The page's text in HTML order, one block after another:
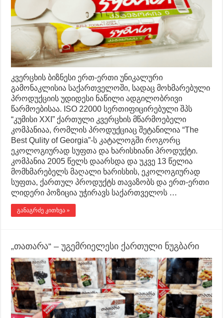
კვერცხის ბიზნესი ერთ-ერთი უნიკალური
გამონაკლისია საქართველოში, სადაც მოხმარებული
პროდუქციის უდიდესი ნაწილი ადგილობრივი
წარმოებისაა. ISO 22000 სერთიფიცირებული შპს
“კუმისი XXI” ქართული კვერცხის მწარმოებელი
კომპანიაა, რომლის პროდუქციაც შეტანილია “The
Best Qulity of Georgia”-ს კატალოგში როგორც
ეკოლოგიურად სუფთა და ხარისხიანი პროდუქტი.
კომპანია 2005 წელს დაარსდა და უკვე 13 წელია
მომხმარებელს მაღალი ხარისხის, ეკოლოგიურად
სუფთა, ქართულ პროდუქტს თავაზობს და ერთ-ერთი
ლიდერი პოზიცია უჭირავს საქართველოს …
განაგრძე კითხვა »
„თათარა“ – უგემრიელესი ქართული ნუგბარი